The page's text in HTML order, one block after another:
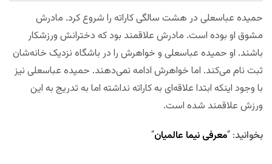
حمیده‌ عباسعلی در هشت سالگی کاراته را شروع کرد. مادرش
مشوق او بوده است. مادرش علاقمند بود که دخترانش ورزشکار
باشند. او حمیده عباسعلی و خواهرش را در باشگاه نزدیک خانه‌شان
ثبت نام می‌کند. اما خواهرش ادامه نمی‌دهند. حمیده عباسعلی نیز
با وجود اینکه ابتدا علاقه‌ای به کاراته نداشته اما به تدریج به این
ورزش علاقمند شده است.
بخوانید: “معرفی نیما عالمیان“